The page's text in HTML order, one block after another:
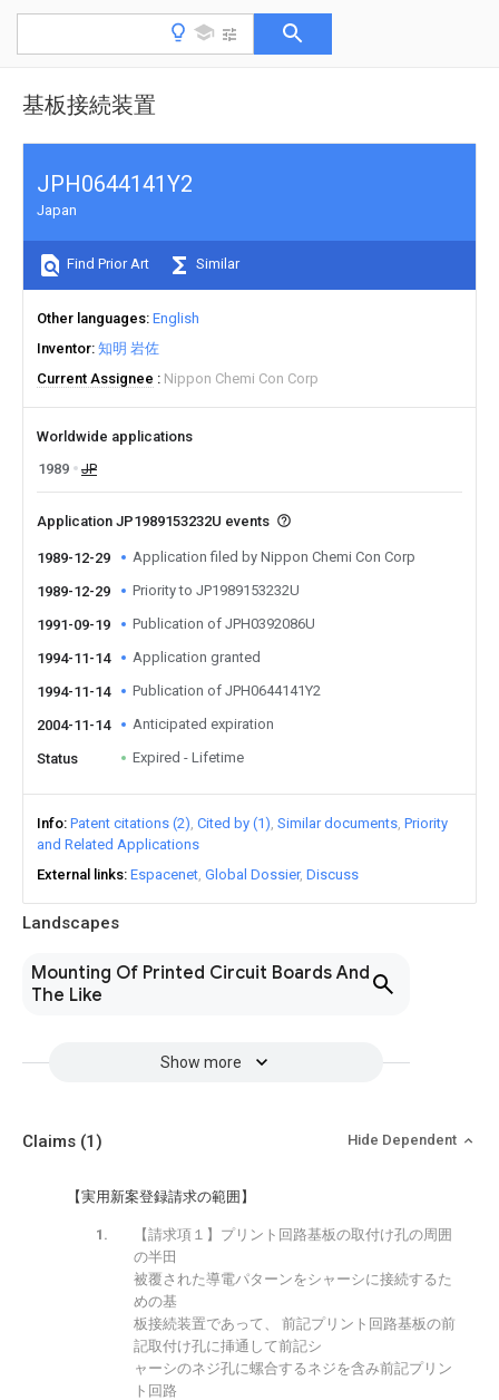
基板接続装置
Landscapes
Mounting Of Printed Circuit Boards And
The Like
Show more
JPH0644141Y2
Japan
Find Prior Art Similar
Other languages English
Inventor 知明 岩佐
Current Assignee
Nippon Chemi Con Corp
Worldwide applications
1989
JP
Application JP1989153232U events
1989-12-29 Application filed by Nippon Chemi Con Corp
1989-12-29 Priority to JP1989153232U
1991-09-19 Publication of JPH0392086U
1994-11-14 Application granted
1994-11-14 Publication of JPH0644141Y2
2004-11-14 Anticipated expiration
Status Expired - Lifetime
Info Patent citations (2) Cited by (1) Similar documents Priority
and Related Applications
External links Espacenet Global Dossier Discuss
Claims (1) Hide Dependent
【実用新案登録請求の範囲】
【請求項１】プリント回路基板の取付け孔の周囲
の半田
被覆された導電パターンをシャーシに接続するた
めの基
板接続装置であって、 前記プリント回路基板の前
記取付け孔に挿通して前記シ
ャーシのネジ孔に螺合するネジを含み前記プリン
ト回路